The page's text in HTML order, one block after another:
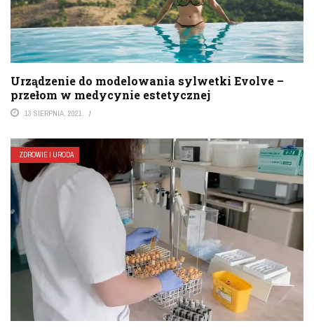
Urządzenie do modelowania sylwetki Evolve –
przełom w medycynie estetycznej
13 SIERPNIA, 2021
ZDROWIE I URODA